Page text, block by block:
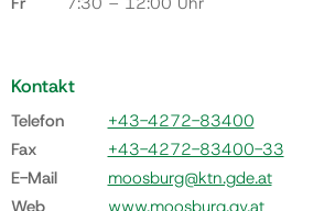
Kontakt
Telefon
+43-4272-83400
Fax
+43-4272-83400-33
E-Mail
moosburg@ktn.gde.at
Web
www.moosburg.gv.at